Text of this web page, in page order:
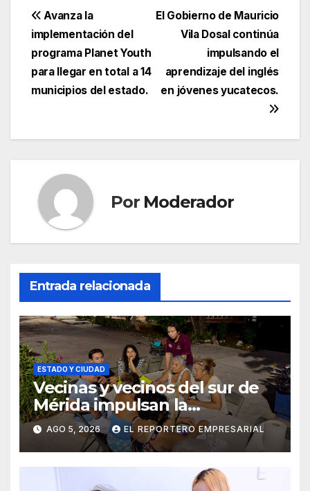
Navegación
de
entradas
El Gobierno de Mauricio
Vila Dosal continúa
impulsando el
aprendizaje del inglés
en jóvenes yucatecos.
Avanza la
implementación del
programa Planet Youth
para llegar en total a 14
municipios del estado.
Por Moderador
Entrada relacionada
ESTADO Y CIUDAD
Vecinas y vecinos del sur de
Mérida impulsan la
recuperación de espacios
comunitarios
AGO 5, 2026 EL REPORTERO EMPRESARIAL